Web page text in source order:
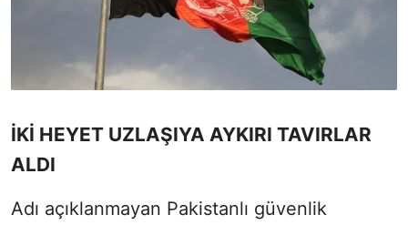
İKİ HEYET UZLAŞIYA AYKIRI TAVIRLAR
ALDI
Adı açıklanmayan Pakistanlı güvenlik